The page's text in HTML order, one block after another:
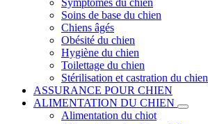
Symptômes du chien
Soins de base du chien
Chiens âgés
Obésité du chien
Hygiène du chien
Toilettage du chien
Stérilisation et castration du chien
ASSURANCE POUR CHIEN
ALIMENTATION DU CHIEN
Alimentation du chiot